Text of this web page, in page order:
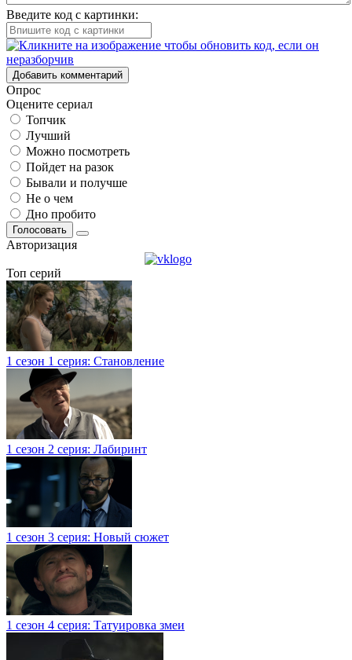
Введите код с картинки:
Добавить комментарий
Опрос
Оцените сериал
Топчик
Лучший
Можно посмотреть
Пойдет на разок
Бывали и получше
Не о чем
Дно пробито
Голосовать
Авторизация
Топ серий
1 сезон 1 серия: Становление
1 сезон 2 серия: Лабиринт
1 сезон 3 серия: Новый сюжет
1 сезон 4 серия: Татуировка змеи